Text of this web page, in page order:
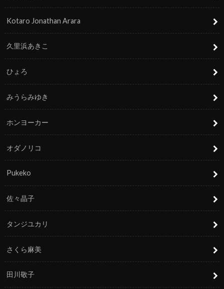
Kotaro Jonathan Arara
久里浜あきこ
ひょろ
みうらみゆき
ホンヨーカー
オダノリコ
Pukeko
佐々晶子
タンジユカリ
さくら麻美
田川敬子